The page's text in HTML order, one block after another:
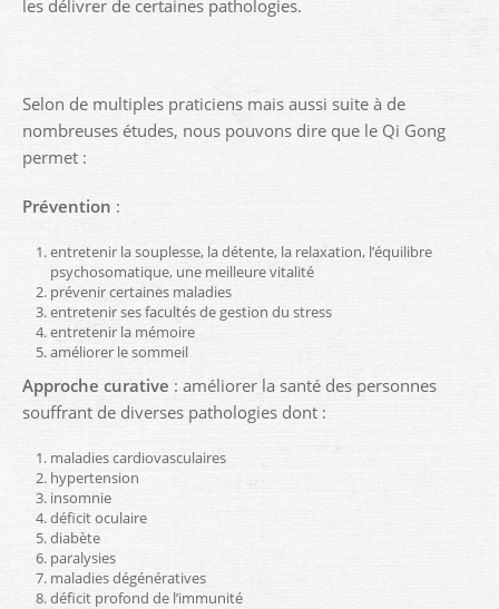
les délivrer de certaines pathologies.
Selon de multiples praticiens mais aussi suite à de
nombreuses études, nous pouvons dire que le Qi Gong
permet :
Prévention :
entretenir la souplesse, la détente, la relaxation, l’équilibre
psychosomatique, une meilleure vitalité
prévenir certaines maladies
entretenir ses facultés de gestion du stress
entretenir la mémoire
améliorer le sommeil
Approche curative : améliorer la santé des personnes
souffrant de diverses pathologies dont :
maladies cardiovasculaires
hypertension
insomnie
déficit oculaire
diabète
paralysies
maladies dégénératives
déficit profond de l’immunité